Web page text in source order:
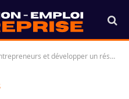
un réseau professionnel efficace en 2026 ?